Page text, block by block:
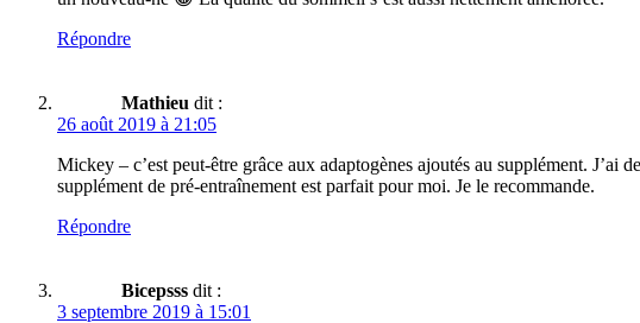
Répondre
Mathieu dit :
26 août 2019 à 21:05
Mickey – c’est peut-être grâce aux adaptogènes ajoutés au supplément. J’ai
supplément de pré-entraînement est parfait pour moi. Je le recommande.
Répondre
Bicepsss dit :
3 septembre 2019 à 15:01